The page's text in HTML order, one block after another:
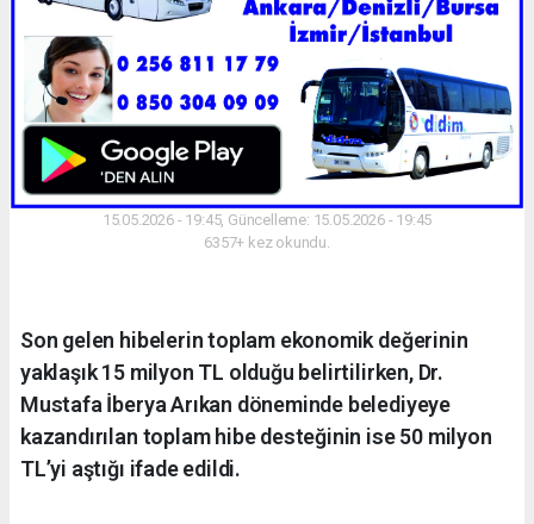
15.05.2026 - 19:45, Güncelleme: 15.05.2026 - 19:45
6357+ kez okundu.
Son gelen hibelerin toplam ekonomik değerinin
yaklaşık 15 milyon TL olduğu belirtilirken, Dr.
Mustafa İberya Arıkan döneminde belediyeye
kazandırılan toplam hibe desteğinin ise 50 milyon
TL’yi aştığı ifade edildi.